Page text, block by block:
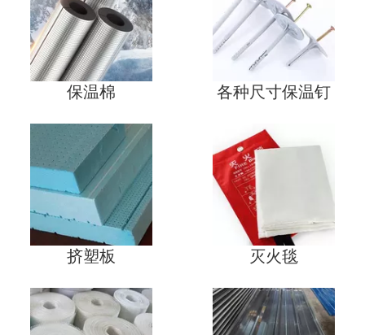
保温棉 各种尺寸保温钉
挤塑板 灭火毯